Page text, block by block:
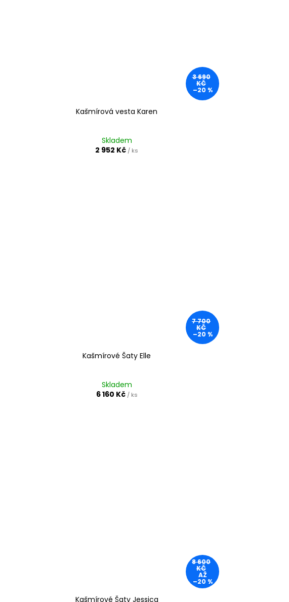
3 690
KČ
–20 %
Kašmírová vesta Karen
Skladem
2 952 Kč / ks
7 700
KČ
–20 %
Kašmírové Šaty Elle
Skladem
6 160 Kč / ks
8 600
KČ
AŽ
–20 %
Kašmírové Šaty Jessica